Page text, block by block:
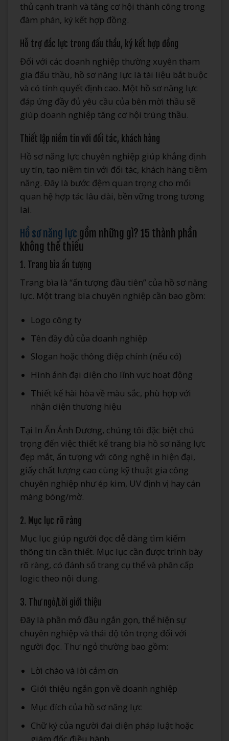
thủ cạnh tranh và tăng cơ hội thành công trong
đàm phán, ký kết hợp đồng.
Hỗ trợ đắc lực trong đấu thầu, ký kết hợp đồng
Đối với các doanh nghiệp thường xuyên tham
gia đấu thầu, hồ sơ năng lực là tài liệu bắt buộc
và có tính quyết định cao. Một hồ sơ năng lực
đáp ứng đầy đủ yêu cầu của bên mời thầu sẽ
giúp doanh nghiệp tăng cơ hội trúng thầu.
Thiết lập niềm tin với đối tác, khách hàng
Hồ sơ năng lực chuyên nghiệp giúp khẳng định
uy tín, tạo niềm tin với đối tác, khách hàng tiềm
năng. Đây là bước đệm quan trọng cho mối
quan hệ hợp tác lâu dài, bền vững trong tương
lai.
Hồ sơ năng lực gồm những gì? 15 thành phần
không thể thiếu
1. Trang bìa ấn tượng
Trang bìa là “ấn tượng đầu tiên” của hồ sơ năng
lực. Một trang bìa chuyên nghiệp cần bao gồm:
Logo công ty
Tên đầy đủ của doanh nghiệp
Slogan hoặc thông điệp chính (nếu có)
Hình ảnh đại diện cho lĩnh vực hoạt động
Thiết kế hài hòa về màu sắc, phù hợp với
nhận diện thương hiệu
Tại In Ấn Ánh Dương, chúng tôi đặc biệt chú
trọng đến việc thiết kế trang bìa hồ sơ năng lực
đẹp mắt, ấn tượng với công nghệ in hiện đại,
giấy chất lượng cao cùng kỹ thuật gia công
chuyên nghiệp như ép kim, UV định vị hay cán
màng bóng/mờ.
2. Mục lục rõ ràng
Mục lục giúp người đọc dễ dàng tìm kiếm
thông tin cần thiết. Mục lục cần được trình bày
rõ ràng, có đánh số trang cụ thể và phân cấp
logic theo nội dung.
3. Thư ngỏ/Lời giới thiệu
Đây là phần mở đầu ngắn gọn, thể hiện sự
chuyên nghiệp và thái độ tôn trọng đối với
người đọc. Thư ngỏ thường bao gồm:
Lời chào và lời cảm ơn
Giới thiệu ngắn gọn về doanh nghiệp
Mục đích của hồ sơ năng lực
Chữ ký của người đại diện pháp luật hoặc
giám đốc điều hành